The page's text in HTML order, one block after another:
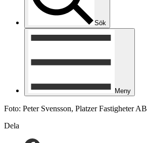
Sök
Meny
Foto: Peter Svensson, Platzer Fastigheter AB
Dela